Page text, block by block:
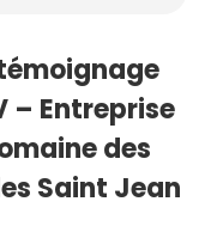
– Entreprise
des
Saint Jean